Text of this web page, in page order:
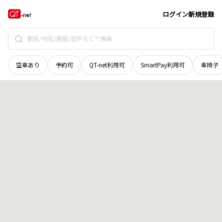
ログイン新規登録
空車あり 予約可 QT-net利用可 SmartPay利用可 車椅子
富山県